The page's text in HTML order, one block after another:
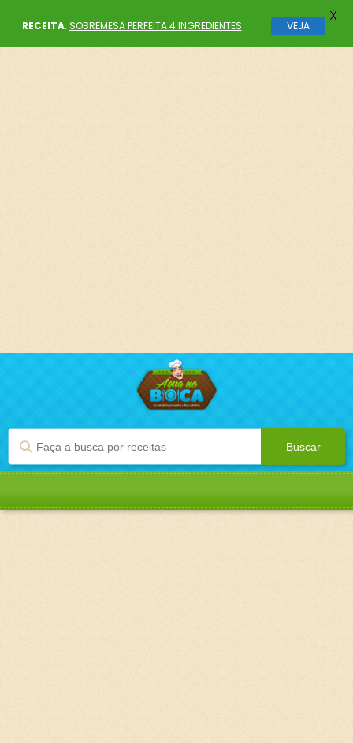
RECEITA: SOBREMESA PERFEITA 4 INGREDIENTES VEJA
X